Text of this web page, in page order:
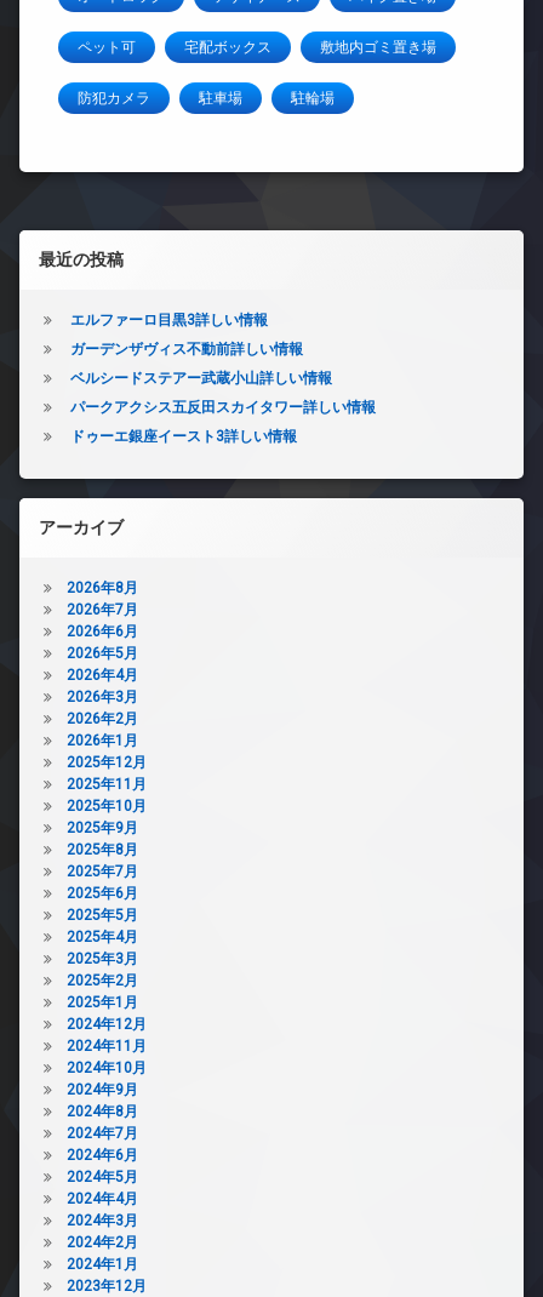
ペット可 宅配ボックス 敷地内ゴミ置き場
防犯カメラ 駐車場 駐輪場
左サイドバー
最近の投稿
エルファーロ目黒3詳しい情報
ガーデンザヴィス不動前詳しい情報
ベルシードステアー武蔵小山詳しい情報
パークアクシス五反田スカイタワー詳しい情報
ドゥーエ銀座イースト3詳しい情報
アーカイブ
2026年8月
2026年7月
2026年6月
2026年5月
2026年4月
2026年3月
2026年2月
2026年1月
2025年12月
2025年11月
2025年10月
2025年9月
2025年8月
2025年7月
2025年6月
2025年5月
2025年4月
2025年3月
2025年2月
2025年1月
2024年12月
2024年11月
2024年10月
2024年9月
2024年8月
2024年7月
2024年6月
2024年5月
2024年4月
2024年3月
2024年2月
2024年1月
2023年12月